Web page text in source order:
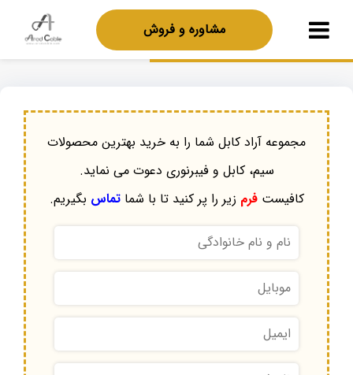
مشاوره و فروش
مجموعه آراد کابل شما را به خرید بهترین محصولات
سیم، کابل و فیبرنوری دعوت می نماید.
کافیستفرم زیر را پر کنید تا با شماتماس بگیریم.